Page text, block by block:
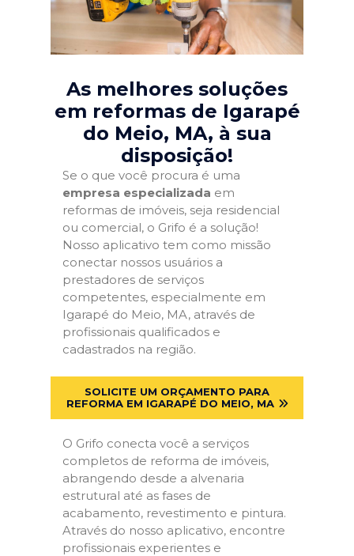
As melhores soluções
em reformas de Igarapé
do Meio, MA, à sua
disposição!
Se o que você procura é uma
empresa especializada em
reformas de imóveis, seja residencial
ou comercial, o Grifo é a solução!
Nosso aplicativo tem como missão
conectar nossos usuários a
prestadores de serviços
competentes, especialmente em
Igarapé do Meio, MA, através de
profissionais qualificados e
cadastrados na região.
SOLICITE UM ORÇAMENTO PARA
REFORMA EM IGARAPÉ DO MEIO, MA
O Grifo conecta você a serviços
completos de reforma de imóveis,
abrangendo desde a alvenaria
estrutural até as fases de
acabamento, revestimento e pintura.
Através do nosso aplicativo, encontre
profissionais experientes e